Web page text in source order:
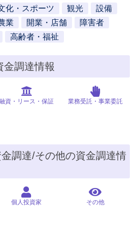
化・スポーツ 観光
設備
業 開業・店舗
障害者
高齢者・福祉
金調達情報
資・リース・保証 業務受託・事業委託
調達/その他の資金調達情
個人投資家 その他